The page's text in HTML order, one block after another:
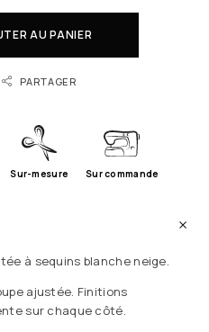
AU PANIER
PARTAGER
Sur-mesure Sur commande
à sequins blanche neige.
ajustée. Finitions
sur chaque côté.